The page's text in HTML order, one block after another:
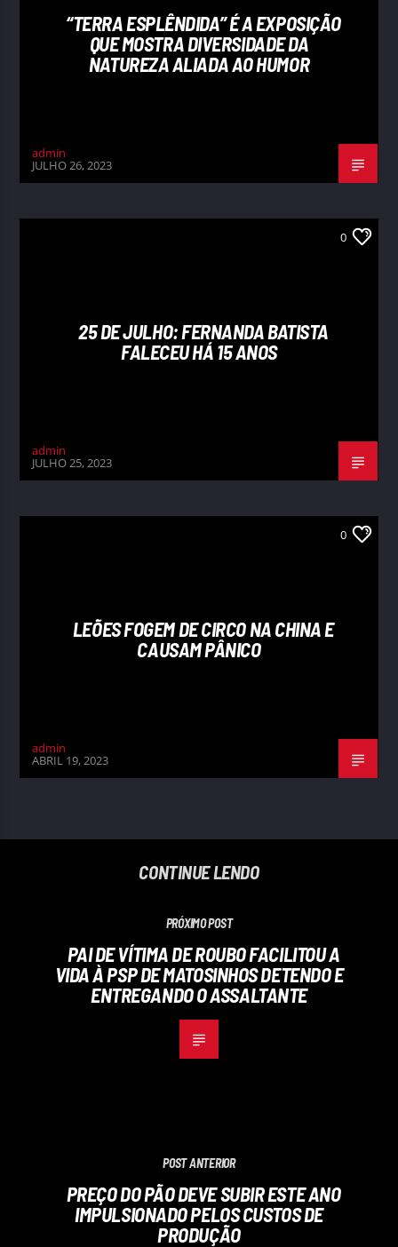
“TERRA ESPLÊNDIDA” É A EXPOSIÇÃO
QUE MOSTRA DIVERSIDADE DA
NATUREZA ALIADA AO HUMOR
admin
JULHO 26, 2023
0
25 DE JULHO: FERNANDA BATISTA
FALECEU HÁ 15 ANOS
admin
JULHO 25, 2023
0
LEÕES FOGEM DE CIRCO NA CHINA E
CAUSAM PÂNICO
admin
ABRIL 19, 2023
CONTINUE LENDO
PRÓXIMO POST
PAI DE VÍTIMA DE ROUBO FACILITOU A
VIDA À PSP DE MATOSINHOS DETENDO E
ENTREGANDO O ASSALTANTE
POST ANTERIOR
PREÇO DO PÃO DEVE SUBIR ESTE ANO
IMPULSIONADO PELOS CUSTOS DE
PRODUÇÃO